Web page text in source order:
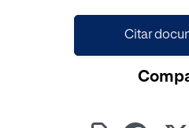
Citar